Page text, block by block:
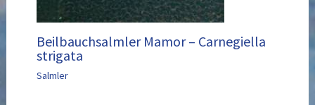
Beilbauchsalmler Mamor – Carnegiella
strigata
Salmler